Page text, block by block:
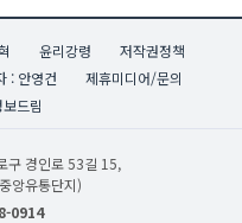
윤리강령
저작권정책
: 안영건
제휴미디어/문의
보드림
구 경인로 53길 15,
앙유통단지)
0914